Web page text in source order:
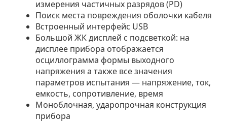
измерения частичных разрядов (PD)
Поиск места повреждения оболочки кабеля
Встроенный интерфейс USB
Большой ЖК дисплей с подсветкой: на
дисплее прибора отображается
осциллограмма формы выходного
напряжения а также все значения
параметров испытания — напряжение, ток,
емкость, сопротивление, время
Моноблочная, ударопрочная конструкция
прибора